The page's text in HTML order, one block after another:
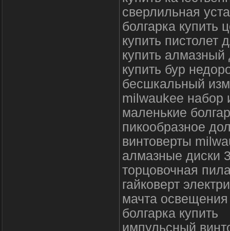
сверлильная
болгарка купить
купить пистолет
купить
купить бур
бесшкальный
milwaukee набор
маленькие
пикообразное
винтоверты
алмазные диски
торцовочная
гайковерт
мачта
болгарка купить
импульсный